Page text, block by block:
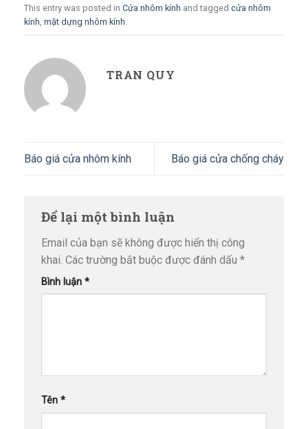
This entry was posted in Cửa nhôm kính and tagged cửa nhôm
kính mặt dựng nhôm kính
TRAN QUY
Báo giá cửa nhôm kính Báo giá cửa chống cháy
Để lại một bình luận
Email của bạn sẽ không được hiển thị công
khai. Các trường bắt buộc được đánh dấu *
Bình luận *
Tên *